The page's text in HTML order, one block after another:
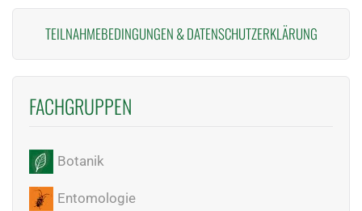
FACHGRUPPEN
Botanik
Entomologie
TEILNAHMEBEDINGUNGEN &DATENSCHUTZERKLÄRUNG